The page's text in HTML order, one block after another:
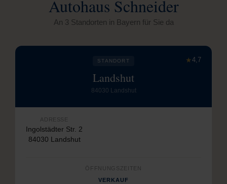
Autohaus Schneider
An 3 Standorten in Bayern für Sie da
★4,7
STANDORT
Landshut
84030 Landshut
ADRESSE
Ingolstädter Str. 2
84030 Landshut
ÖFFNUNGSZEITEN
VERKAUF